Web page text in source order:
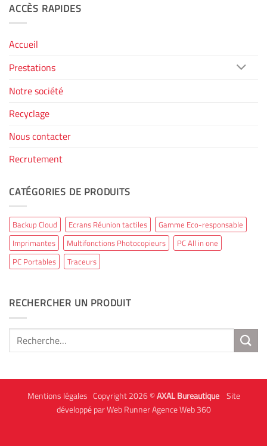
ACCÈS RAPIDES
Accueil
Prestations
Notre société
Recyclage
Nous contacter
Recrutement
CATÉGORIES DE PRODUITS
Backup Cloud Ecrans Réunion tactiles
Gamme Eco-responsable
Imprimantes
Multifonctions Photocopieurs
PC All in one
PC Portables
Traceurs
RECHERCHER UN PRODUIT
Recherche
pour :
Mentions légales Copyright 2026 ©AXAL Bureautique Site
développé par Web Runner Agence Web 360